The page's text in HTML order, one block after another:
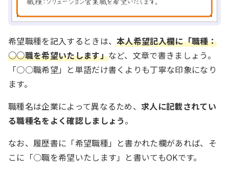
希望職種を記入するときは、本人希望記入欄に「職種：
○○職を希望いたします」など、文章で書きましょう。
「○○職希望」と単語だけ書くよりも丁寧な印象になり
ます。
職種名は企業によって異なるため、求人に記載されてい
る職種名をよく確認しましょう。
なお、履歴書に「希望職種」と書かれた欄があれば、そ
こに「○職を希望いたします」と書いてもOKです。